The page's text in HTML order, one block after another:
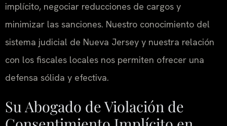
implícito, negociar reducciones de cargos y
minimizar las sanciones. Nuestro conocimiento del
sistema judicial de Nueva Jersey y nuestra relación
con los fiscales locales nos permiten ofrecer una
defensa sólida y efectiva.
Su Abogado de Violación de